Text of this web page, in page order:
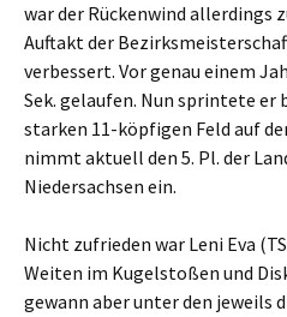
war der Rückenwind allerdings
Auftakt der
verbessert. Vor genau einem
Sek. gelaufen. Nun sprintete er
starken 11-köpfigen Feld auf
nimmt aktuell den 5. Pl. der
Niedersachsen ein.
Nicht zufrieden war Leni Eva
Weiten im Kugelstoßen und
gewann aber unter den